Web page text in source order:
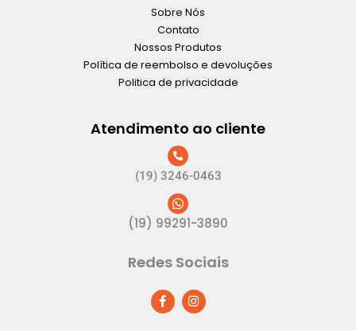
Sobre Nós
Contato
Nossos Produtos
Política de reembolso e devoluções
Politica de privacidade
Atendimento ao cliente
(19) 3246-0463
(19) 99291-3890
Redes Sociais
F
a
c
I
n
s